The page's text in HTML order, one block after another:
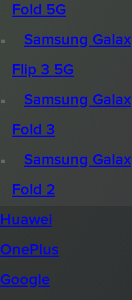
Fold 5G
Samsung
Flip 3 5G
Samsung
Fold 3
Samsung
Fold 2
Huawei
OnePlus
Google